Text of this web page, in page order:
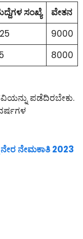
ಸಂಖ್ಯೆ
ವೇತನ
9000
8000
ಪಡೆದಿರಬೇಕು.
ನೇಮಕಾತಿ 2023